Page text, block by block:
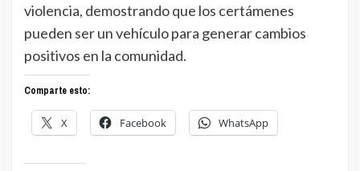
violencia, demostrando que los certámenes
pueden ser un vehículo para generar cambios
positivos en la comunidad.
Comparte esto:
X Facebook WhatsApp